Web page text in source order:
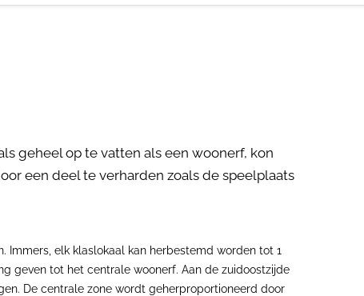
geheel op te vatten als een woonerf, kon
een deel te verharden zoals de speelplaats
Immers, elk klaslokaal kan herbestemd worden tot 1
geven tot het centrale woonerf. Aan de zuidoostzijde
De centrale zone wordt geherproportioneerd door